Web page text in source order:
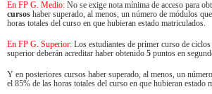
En FP G. Medio: No se exige nota mínima de acceso para
cursos haber superado, al menos, un número de módulos
horas totales del curso en que hubieran estado matriculados.
En FP G. Superior: Los estudiantes de primer curso de
superior deberán acreditar haber obtenido 5 puntos en
Y en posteriores cursos haber superado, al menos, un
el 85% de las horas totales del curso en que hubieran estado